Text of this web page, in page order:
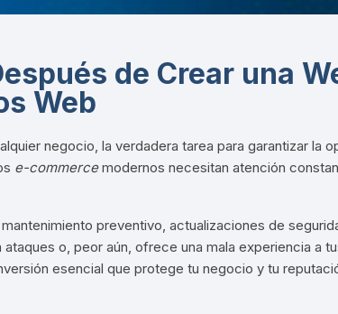
de Crear una
Web
negocio, la verdadera tarea para garantizar la
e-commercemodernos necesitan atención
preventivo, actualizaciones de
o, peor aún, ofrece una mala experiencia a
esencial que protege tu negocio y tu